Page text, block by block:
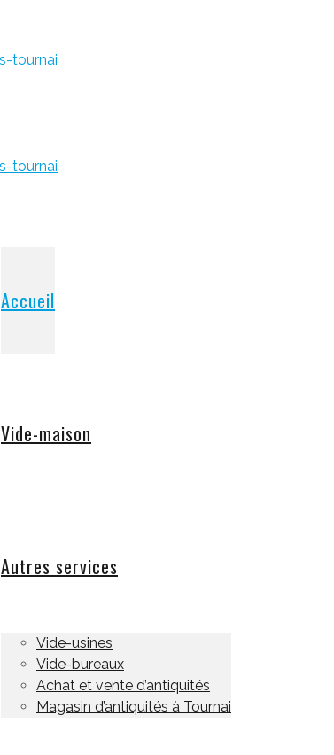
Accueil
Vide-maison
Autres services
Vide-usines
Vide-bureaux
Achat et vente d’antiquités
Magasin d’antiquités à Tournai